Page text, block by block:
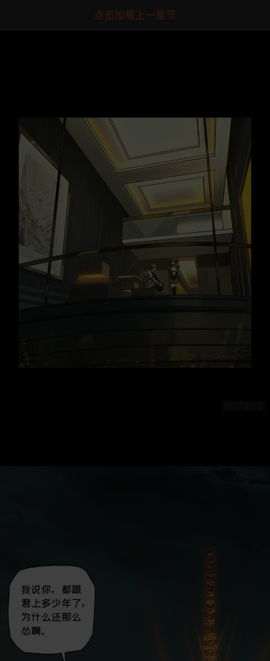
点击加载上一章节